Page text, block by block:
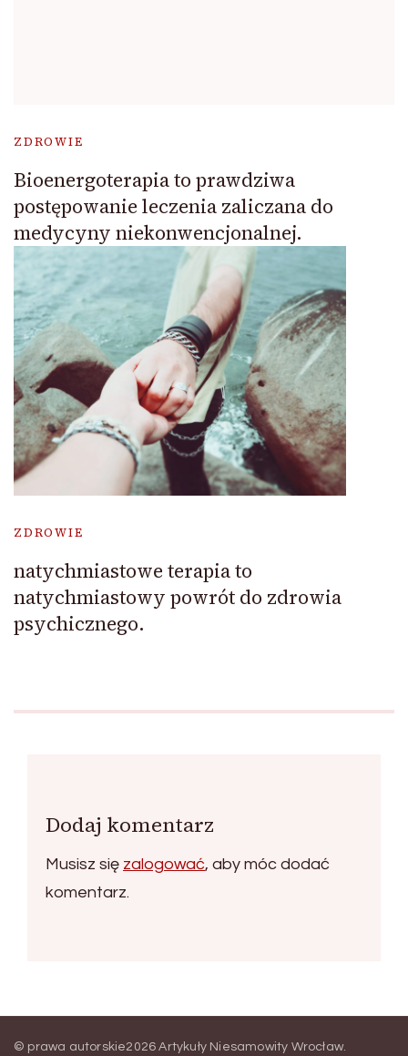
ZDROWIE
Bioenergoterapia to prawdziwa
postępowanie leczenia zaliczana do
medycyny niekonwencjonalnej.
ZDROWIE
natychmiastowe terapia to
natychmiastowy powrót do zdrowia
psychicznego.
Dodaj komentarz
Musisz się zalogować, aby móc dodać
komentarz.
© prawa autorskie2026Artykuły Niesamowity Wrocław.